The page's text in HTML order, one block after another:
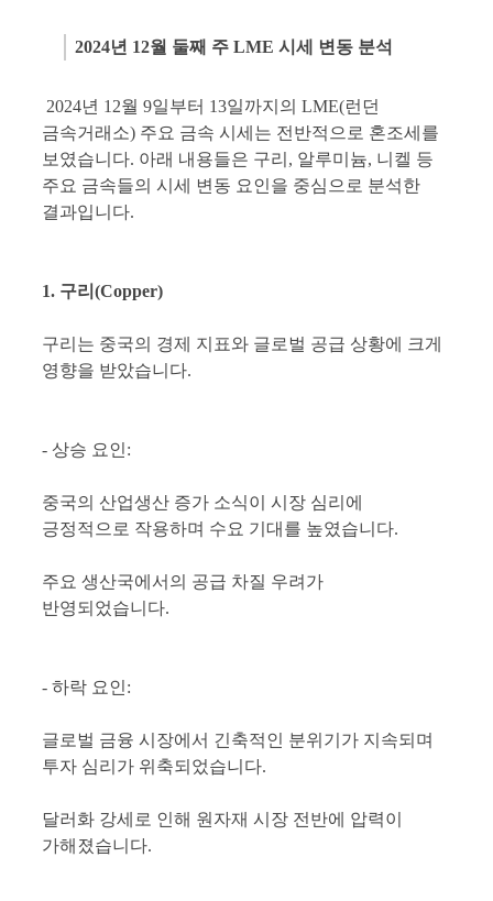
2024년 12월 둘째 주 LME 시세 변동 분석
2024년 12월 9일부터 13일까지의 LME(런던
금속거래소) 주요 금속 시세는 전반적으로 혼조세를
보였습니다. 아래 내용들은 구리, 알루미늄, 니켈 등
주요 금속들의 시세 변동 요인을 중심으로 분석한
결과입니다.
1. 구리(Copper)
구리는 중국의 경제 지표와 글로벌 공급 상황에 크게
영향을 받았습니다.
- 상승 요인:
중국의 산업생산 증가 소식이 시장 심리에
긍정적으로 작용하며 수요 기대를 높였습니다.
주요 생산국에서의 공급 차질 우려가
반영되었습니다.
- 하락 요인:
글로벌 금융 시장에서 긴축적인 분위기가 지속되며
투자 심리가 위축되었습니다.
달러화 강세로 인해 원자재 시장 전반에 압력이
가해졌습니다.